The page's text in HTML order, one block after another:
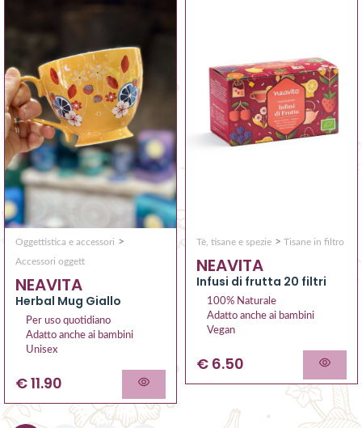
Oggettistica e accessori >
Accessori oggett
NEAVITA
Herbal Mug Giallo
Per uso quotidiano
Adatto anche ai bambini
Unisex
€ 11.90
Tè, tisane e spezie > Tisane in filtro
NEAVITA
Infusi di frutta 20 filtri
100% Naturale
Adatto anche ai bambini
Vegan
€ 6.50